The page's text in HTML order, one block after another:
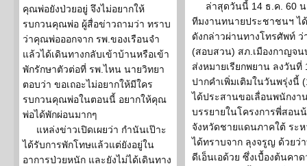
คุณพ่อยังป่วยอยู่ จึงไม่อยากให้
รบกวนคุณพ่อ ผู้สื่อข่าวถามว่า ทราบ
ว่าคุณพ่อออกจาก รพ.ของเรือนจำ
แล้วได้เดินทางกลับเข้าบ้านหรือเข้า
พักรักษาตัวต่อที่ รพ.ไหน นายวิทยา
ตอบว่า ขอเถอะไม่อยากให้มีใคร
รบกวนคุณพ่อในตอนนี้ อยากให้คุณ
พ่อได้พักผ่อนมากๆ
แหล่งข่าวเปิดเผยว่า กำนันเป๊าะ
ได้รับการพักโทษแล้วแต่ยังอยู่ใน
อาการป่วยหนัก และยังไม่ได้เดินทาง
ล่าสุดวันนี้ 14 ธ.ค. 60
ทีมงานทนายประชาชนฯ ไ
ดังกล่าวผ่านทางโทรศัพท์
(สอบสวน) สภ.เมืองกาญจน
ส่งหมายเรียกพยาน ลงวันที่
ปากคำเพิ่มเติมในวันพรุ่งนี้
ได้ประสานขอเลื่อนพนักงา
บรรยายในโครงการพี่สอน
จังหวัดชายแดนภาคใต้ ระ
ได้ทราบจาก ลุงจรูญ ด้วยว่
ดีเอ็นเอด้วย ซึ่งเบื้องต้นคา